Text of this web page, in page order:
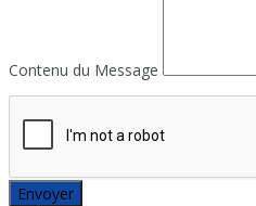
Contenu du Message
Envoyer